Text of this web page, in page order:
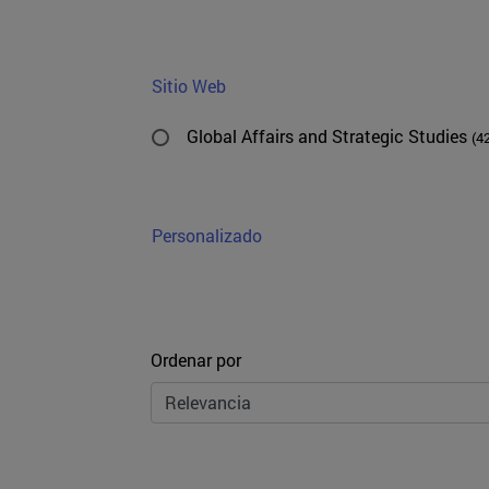
Sitio Web
Global Affairs and Strategic Studies
Personalizado
Ordenar
Ordenar por